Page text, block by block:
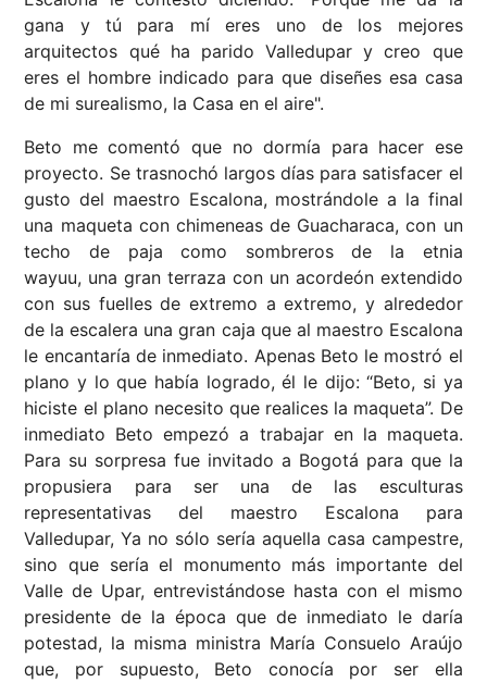
gana y tú para mí eres uno de los mejores
arquitectos qué ha parido Valledupar y creo que
eres el hombre indicado para que diseñes esa casa
de mi surealismo, la Casa en el aire".
Beto me comentó que no dormía para hacer ese
proyecto. Se trasnochó largos días para satisfacer el
gusto del maestro Escalona, mostrándole a la final
una maqueta con chimeneas de Guacharaca, con un
techo de paja como sombreros de la etnia
wayuu, una gran terraza con un acordeón extendido
con sus fuelles de extremo a extremo, y alrededor
de la escalera una gran caja que al maestro Escalona
le encantaría de inmediato. Apenas Beto le mostró el
plano y lo que había logrado, él le dijo: “Beto, si ya
hiciste el plano necesito que realices la maqueta”. De
inmediato Beto empezó a trabajar en la maqueta.
Para su sorpresa fue invitado a Bogotá para que la
propusiera para ser una de las esculturas
representativas del maestro Escalona para
Valledupar, Ya no sólo sería aquella casa campestre,
sino que sería el monumento más importante del
Valle de Upar, entrevistándose hasta con el mismo
presidente de la época que de inmediato le daría
potestad, la misma ministra María Consuelo Araújo
que, por supuesto, Beto conocía por ser ella